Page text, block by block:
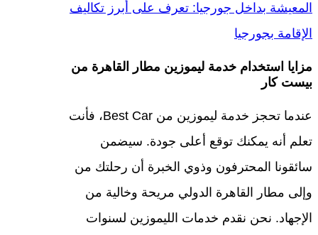
المعيشة بداخل جورجيا: تعرف على أبرز تكاليف
الإقامة بجورجيا
مزايا استخدام خدمة ليموزين مطار القاهرة من
بيست كار
عندما تحجز خدمة ليموزين من Best Car، فأنت
تعلم أنه يمكنك توقع أعلى جودة. سيضمن
سائقونا المحترفون وذوي الخبرة أن رحلتك من
وإلى مطار القاهرة الدولي مريحة وخالية من
الإجهاد. نحن نقدم خدمات الليموزين لسنوات